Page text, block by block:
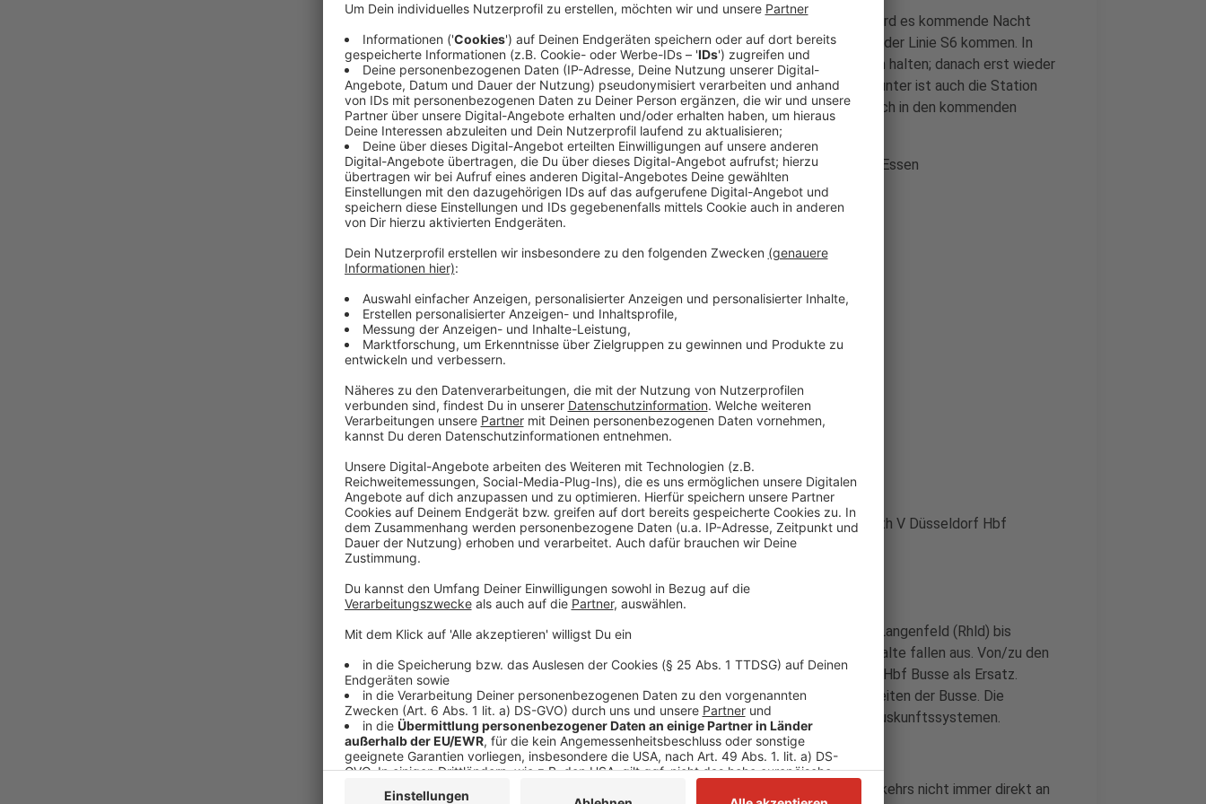
Unter anderem auch zwischen Langenfeld und Düsseldorf. Hier wird es kommende Nacht
(Dienstag auf Mittwoch, 16./17.07.) zu einigen Halteausfällen bei der Linie S6 kommen. In
Fahrtrichtung Düsseldorf wird die S6 ab Langenfeld nur in Benrath halten; danach erst wieder
in Düsseldorf Hauptbahnhof. Die Halte dazwischen entfallen; darunter ist auch die Station
Berghausen, teilt die Bahn mit. Hier fahren ersatzweise Busse. Auch in den kommenden
Monaten wiederholt sich diese Einschränkung nochmal.
S 6 Köln-Worringen – Langenfeld – Düsseldorf – Ratingen Ost – Essen
in der Nacht Dienstag/Mittwoch, 10./11. September
in der Nacht Dienstag/Mittwoch, 8./9. Oktober
in der Nacht Dienstag/Mittwoch, 3./4. Dezember
Ausfall der Zwischenhalte Langenfeld (Rhld) V Düsseldorf-Benrath V Düsseldorf Hbf
Die S-Bahnen dieser Linie halten in Richtung Düsseldorf Hbf von Langenfeld (Rhld) bis
Düsseldorf Hbf nur in Düsseldorf-Benrath. Die übrigen Zwischenhalte fallen aus. Von/zu den
ausfallenden Halten fahren von Langenfeld (Rhld) bis Düsseldorf Hbf Busse als Ersatz.
Beachten Sie bitte die vom S-Bahn-Verkehr abweichenden Fahrzeiten der Busse. Die
detaillierten Fahrpläne finden Sie in den elektronischen Fahrplanauskunftssystemen.
Bitte beachten Sie, dass die Haltestellen des Schienenersatzverkehrs nicht immer direkt an